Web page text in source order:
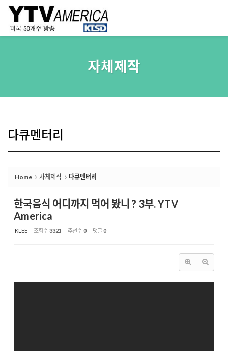
자체제작
다큐멘터리
Home 자체제작 다큐멘터리
한국음식 어디까지 먹어 봤니 ? 3부. YTV
America
KLEE 조회 수3321 추천 수0 댓글0